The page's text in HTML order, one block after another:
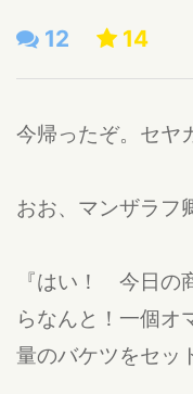
12 14
今帰ったぞ。セヤ
おお、マンザラフ
『はい！ 今日の
らなんと！一個オ
量のバケツをセッ